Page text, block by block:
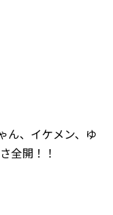
ん、イケメン、ゆ
全開！！